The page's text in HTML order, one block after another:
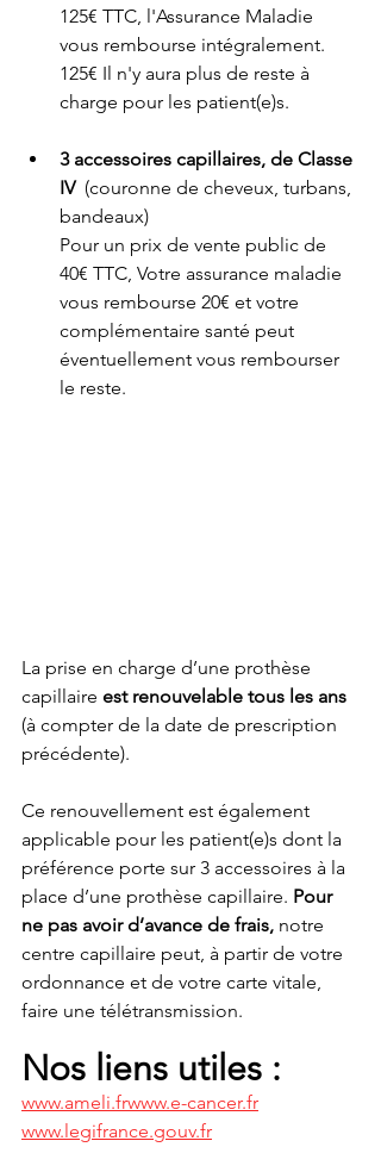
125€ TTC, l'Assurance Maladie
vous rembourse intégralement.
125€ Il n'y aura plus de reste à
charge pour les patient(e)s.
3 accessoires capillaires, de Classe
IV
  (couronne de cheveux, turbans,
bandeaux)
Pour un prix de vente public de
40€ TTC, Votre assurance maladie
vous rembourse 20€ et votre
complémentaire santé peut
éventuellement vous rembourser
le reste.
La prise en charge d’une prothèse
capillaire est renouvelable tous les ans
(à compter de la date de prescription
précédente).
Ce renouvellement est également
applicable pour les patient(e)s dont la
préférence porte sur 3 accessoires à la
place d’une prothèse capillaire. Pour
ne pas avoir d’avance de frais, notre
centre capillaire peut, à partir de votre
ordonnance et de votre carte vitale,
faire une télétransmission.
Nos liens utiles :
www.ameli.frwww.e-cancer.fr
www.legifrance.gouv.fr